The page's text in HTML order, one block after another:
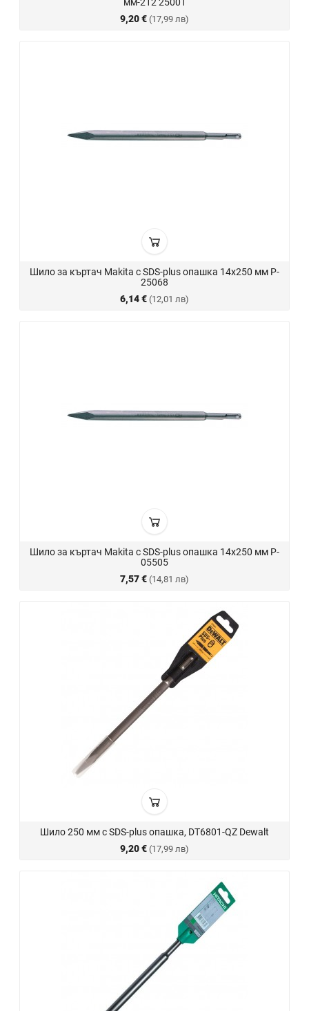
мм-212 25001
9,20 € (17,99 лв)
Шило за къртач Makita с SDS-plus опашка 14х250 мм P-
25068
6,14 € (12,01 лв)
Шило за къртач Makita с SDS-plus опашка 14х250 мм P-
05505
7,57 € (14,81 лв)
Шило 250 мм с SDS-plus опашка, DT6801-QZ Dewalt
9,20 € (17,99 лв)